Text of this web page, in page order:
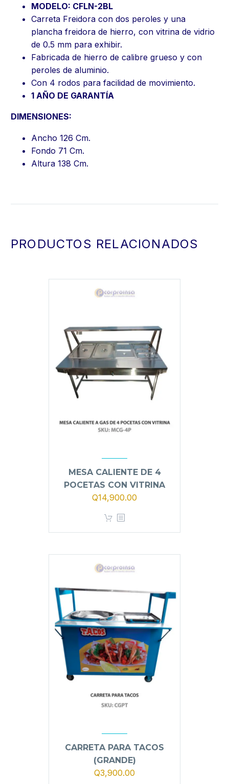
MODELO: CFLN-2BL
Carreta Freidora con dos peroles y una
plancha freidora de hierro, con vitrina de vidrio
de 0.5 mm para exhibir.
Fabricada de hierro de calibre grueso y con
peroles de aluminio.
Con 4 rodos para facilidad de movimiento.
1 AÑO DE GARANTÍA
DIMENSIONES:
Ancho 126 Cm.
Fondo 71 Cm.
Altura 138 Cm.
PRODUCTOS RELACIONADOS
MESA CALIENTE DE 4
POCETAS CON VITRINA
Q14,900.00
CARRETA PARA TACOS
(GRANDE)
Q3,900.00